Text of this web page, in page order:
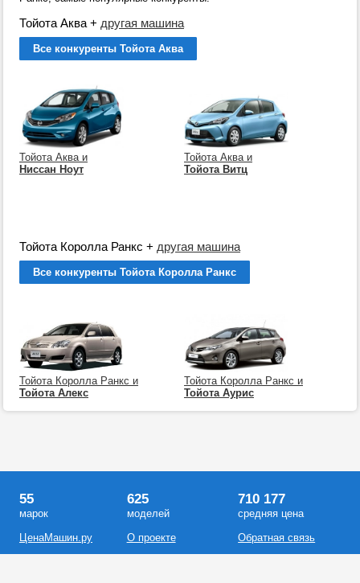
Тойота Аква + другая машина
Все конкуренты Тойота Аква
Тойота Аква и
Ниссан Ноут
Тойота Аква и
Тойота Витц
Тойота Королла Ранкс + другая машина
Все конкуренты Тойота Королла Ранкс
Тойота Королла Ранкс и
Тойота Алекс
Тойота Королла Ранкс и
Тойота Аурис
55
марок
ЦенаМашин.ру
625
моделей
О проекте
710 177
средняя цена
Обратная связь